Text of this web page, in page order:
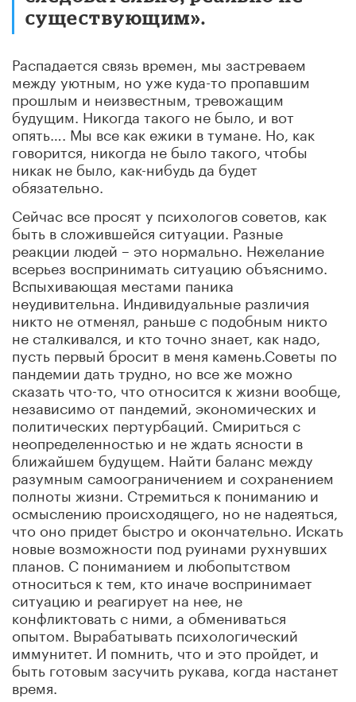
существующим».
Распадается связь времен, мы застреваем
между уютным, но уже куда-то пропавшим
прошлым и неизвестным, тревожащим
будущим. Никогда такого не было, и вот
опять…. Мы все как ежики в тумане. Но, как
говорится, никогда не было такого, чтобы
никак не было, как-нибудь да будет
обязательно.
Сейчас все просят у психологов советов, как
быть в сложившейся ситуации. Разные
реакции людей – это нормально. Нежелание
всерьез воспринимать ситуацию объяснимо.
Вспыхивающая местами паника
неудивительна. Индивидуальные различия
никто не отменял, раньше с подобным никто
не сталкивался, и кто точно знает, как надо,
пусть первый бросит в меня камень.Советы по
пандемии дать трудно, но все же можно
сказать что-то, что относится к жизни вообще,
независимо от пандемий, экономических и
политических пертурбаций. Смириться с
неопределенностью и не ждать ясности в
ближайшем будущем. Найти баланс между
разумным самоограничением и сохранением
полноты жизни. Стремиться к пониманию и
осмыслению происходящего, но не надеяться,
что оно придет быстро и окончательно. Искать
новые возможности под руинами рухнувших
планов. С пониманием и любопытством
относиться к тем, кто иначе воспринимает
ситуацию и реагирует на нее, не
конфликтовать с ними, а обмениваться
опытом. Вырабатывать психологический
иммунитет. И помнить, что и это пройдет, и
быть готовым засучить рукава, когда настанет
время.